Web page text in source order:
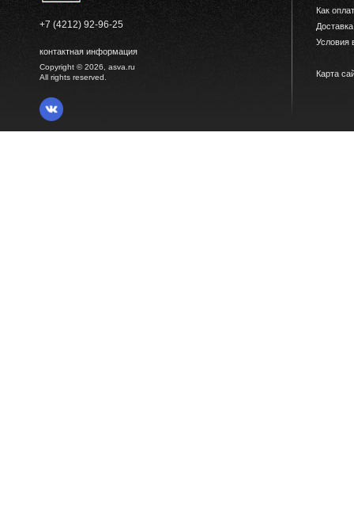
+7 (4212) 92-96-25
контактная информация
Copyright © 2026, asva.ru
All rights reserved.
Как
Условия
Карта